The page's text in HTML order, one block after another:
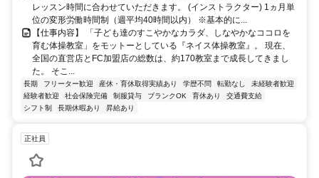
レッスン時間に合わせていただきます。 (インストラクター) 1ヵ月単
位の変形労働時間制（週平均40時間以内） ※基本的に...
【仕事内容】 「子ども達のすこやかなカラダ、しなやかなココロを
育む体操教室」をモットーとしている『ネイス体操教室』。 現在、
全国の直営店とFC加盟店の総数は、約170教室まで成長してきまし
た。 そこ...
長期 フリーター歓迎 産休・育休取得実績あり 学歴不問 転勤なし
未経験者歓迎
経験者歓迎
社会保険完備 制服貸与 ブランクOK 育休あり
交通費支給
シフト制
長期休暇あり 昇給あり
正社員